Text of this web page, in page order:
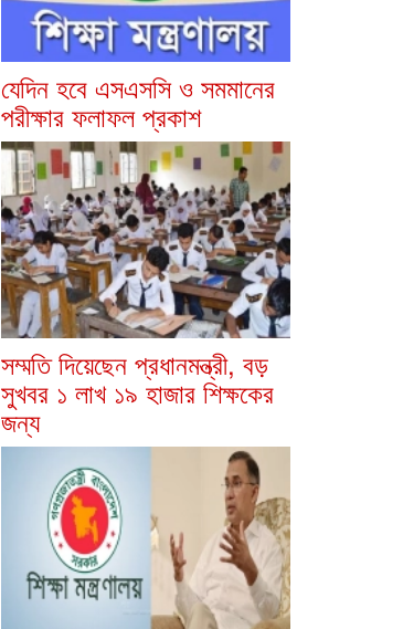
যেদিন হবে এসএসসি ও সমমানের
পরীক্ষার ফলাফল প্রকাশ
সম্মতি দিয়েছেন প্রধানমন্ত্রী, বড়
সুখবর ১ লাখ ১৯ হাজার শিক্ষকের
জন্য